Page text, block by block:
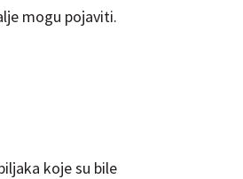
mogu pojaviti.
koje su bile